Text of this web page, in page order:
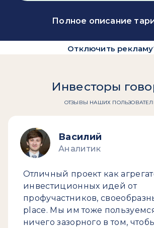
Полное описание
Отключить
Инвесторы
ОТЗЫВЫ НАШИХ
Василий
Аналитик
Отличный проект как
инвестиционных идей от
профучастников,
place. Мы им тоже
ничего зазорного в том,